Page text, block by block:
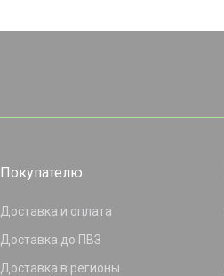
Покупателю
Доставка и оплата
Доставка до ПВЗ
Доставка в регионы